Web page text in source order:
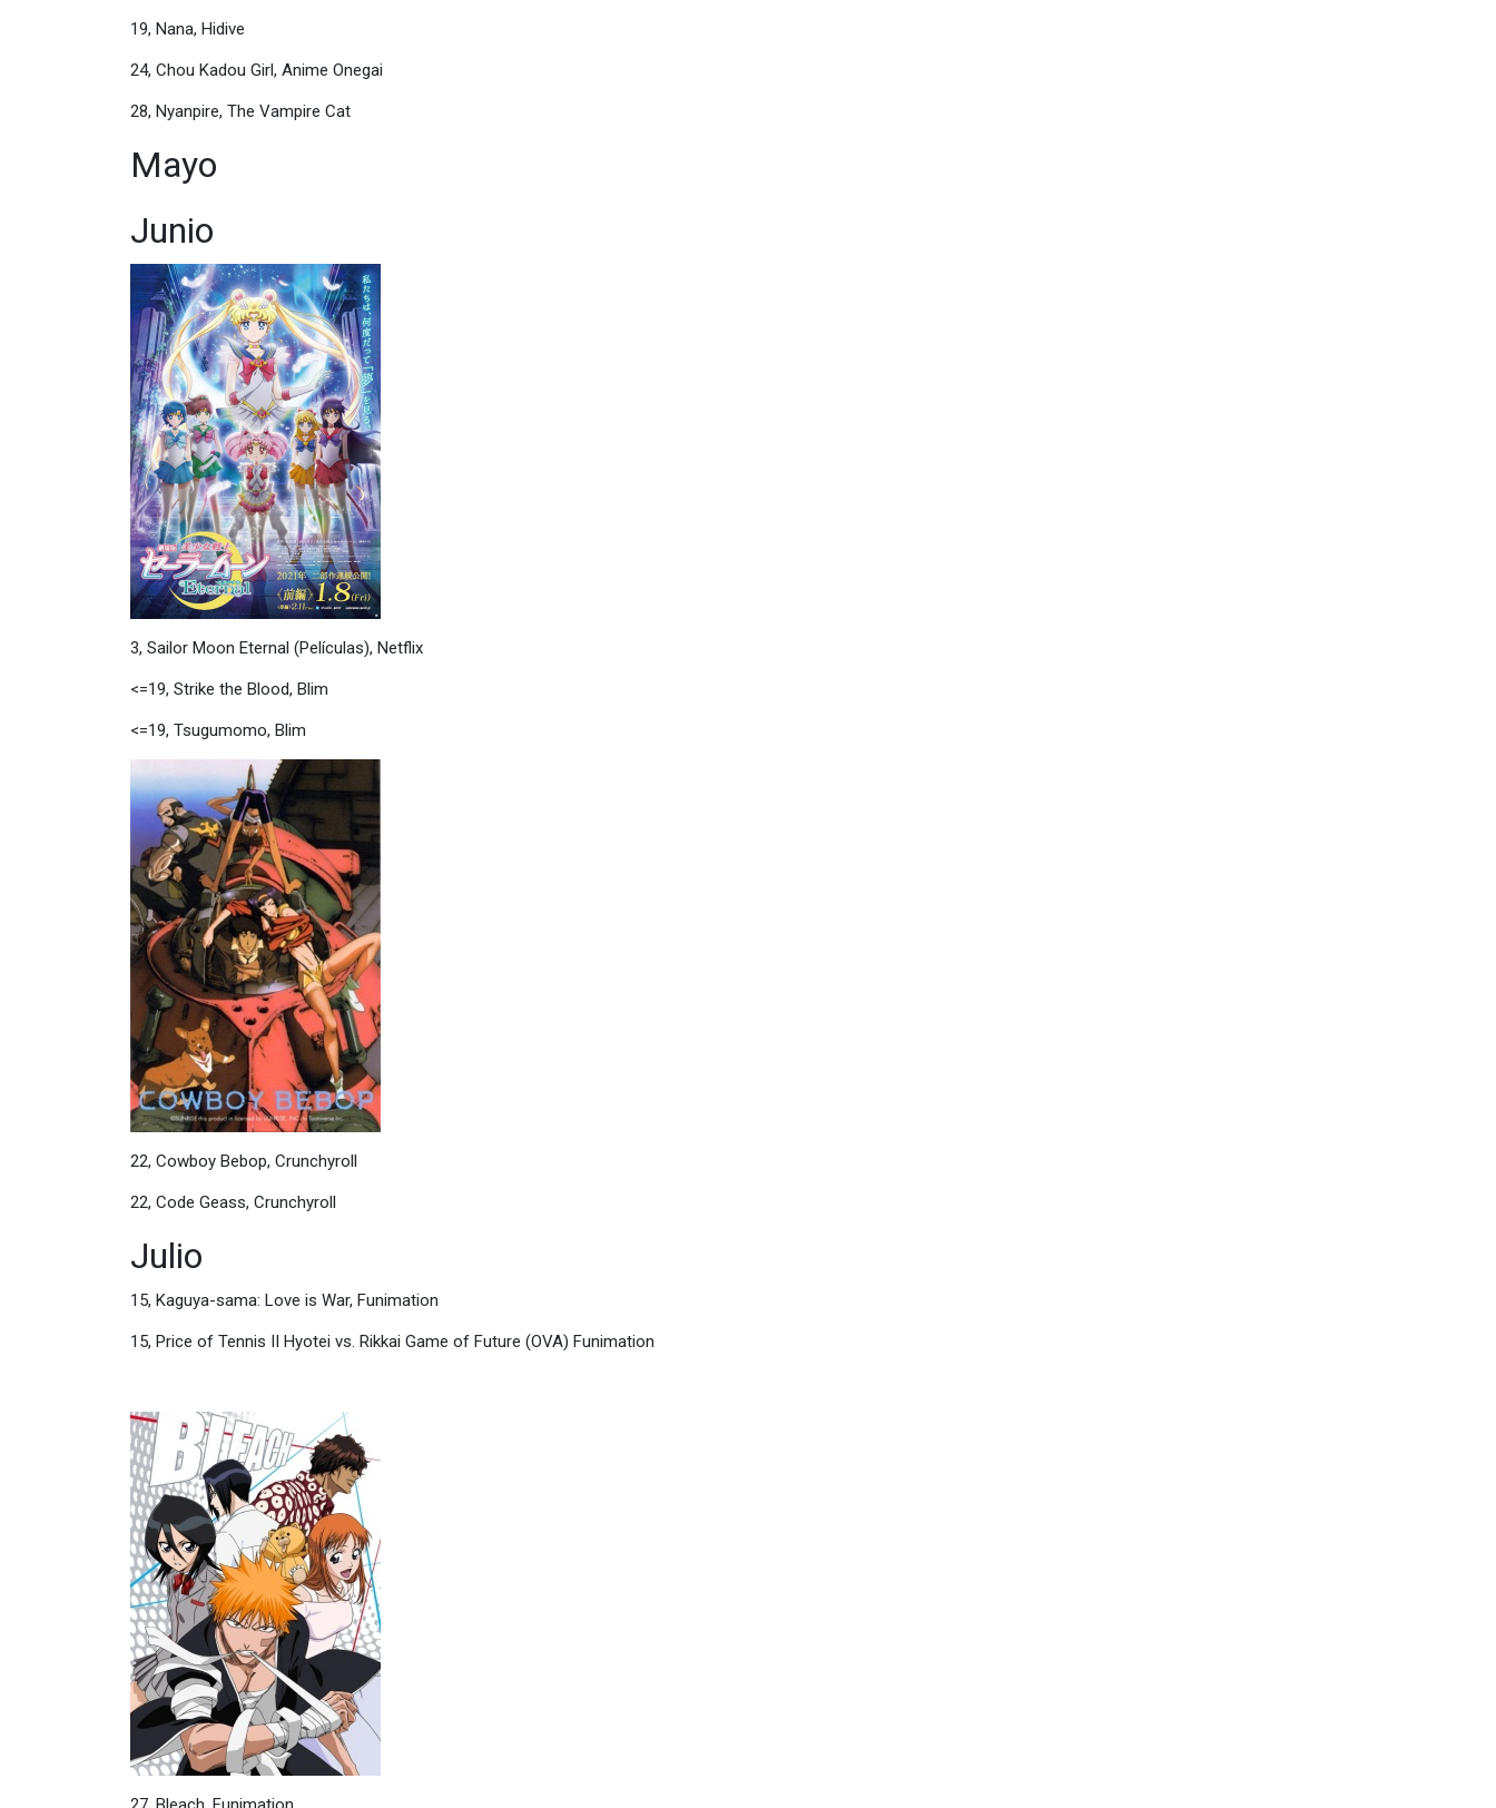
19, Nana, Hidive
24, Chou Kadou Girl, Anime Onegai
28, Nyanpire, The Vampire Cat
Mayo
Junio
3, Sailor Moon Eternal (Películas), Netflix
<=19, Strike the Blood, Blim
<=19, Tsugumomo, Blim
22, Cowboy Bebop, Crunchyroll
22, Code Geass, Crunchyroll
Julio
15, Kaguya-sama: Love is War, Funimation
15, Price of Tennis II Hyotei vs. Rikkai Game of Future (OVA) Funimation